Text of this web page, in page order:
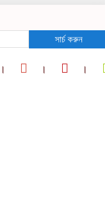
সার্চ করুন